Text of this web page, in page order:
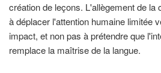
création de leçons. L'allègement de la
à déplacer l'attention humaine limitée
impact, et non pas à prétendre que
remplace la maîtrise de la langue.